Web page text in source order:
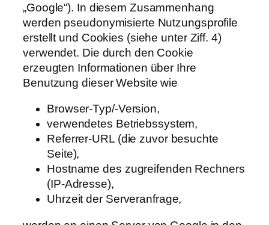
„Google“). In diesem Zusammenhang
werden pseudonymisierte Nutzungsprofile
erstellt und Cookies (siehe unter Ziff. 4)
verwendet. Die durch den Cookie
erzeugten Informationen über Ihre
Benutzung dieser Website wie
Browser-Typ/-Version,
verwendetes Betriebssystem,
Referrer-URL (die zuvor besuchte
Seite),
Hostname des zugreifenden Rechners
(IP-Adresse),
Uhrzeit der Serveranfrage,